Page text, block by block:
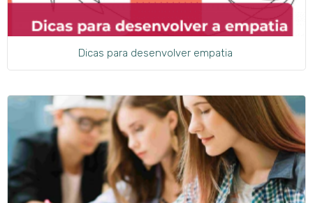
Dicas para desenvolver empatia